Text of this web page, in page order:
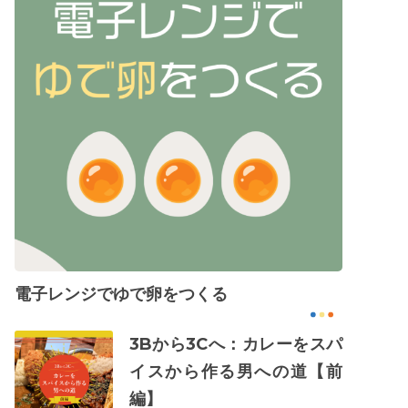
電子レンジでゆで卵をつくる
3Bから3Cへ：カレーをスパ
イスから作る男への道【前
編】